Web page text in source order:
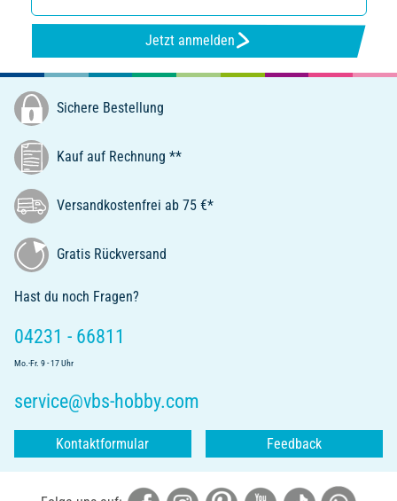
Jetzt anmelden
Sichere Bestellung
Kauf auf Rechnung **
Versandkostenfrei ab 75 €*
Gratis Rückversand
Hast du noch Fragen?
04231 - 66811
Mo.-Fr. 9 - 17 Uhr
service@vbs-hobby.com
Kontaktformular Feedback